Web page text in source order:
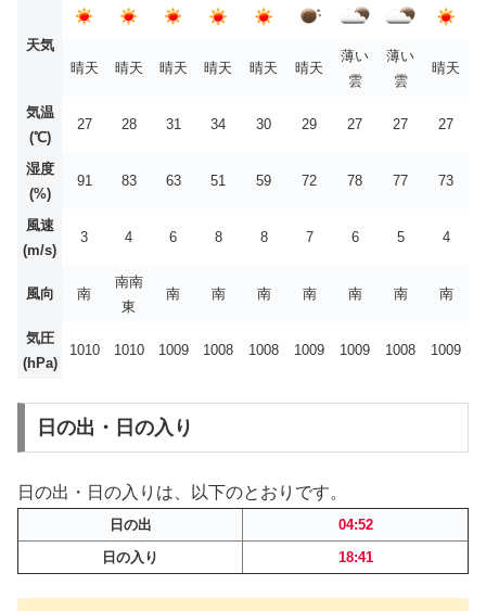
天気
晴天
晴天 晴天 晴天 晴天 晴天
薄い
雲
薄い
雲
晴天
気温
(℃)
27 28 31 34 30 29 27 27 27
湿度
(%)
91 83 63 51 59 72 78 77 73
風速
(m/s)
3 4 6 8 8 7 6 5 4
風向 南
南南
東
南 南 南 南 南 南 南
気圧
(hPa)
1010 1010 1009 1008 1008 1009 1009 1008 1009
日の出・日の入り
日の出・日の入りは、以下のとおりです。
日の出
04:52
日の入り
18:41